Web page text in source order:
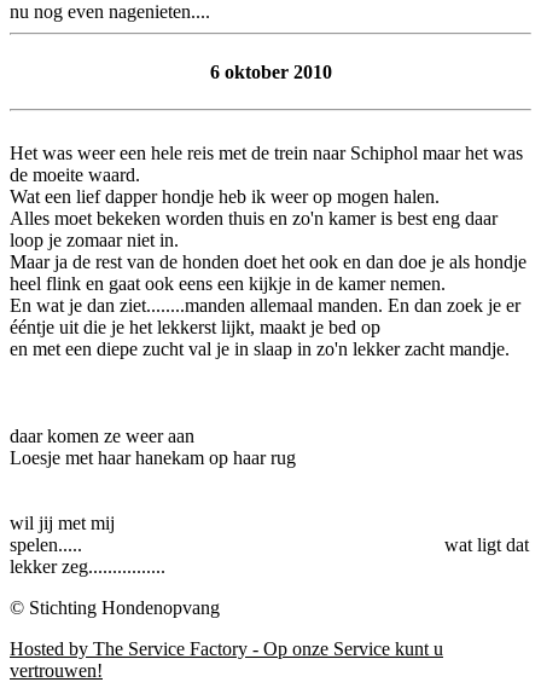
nu nog even nagenieten....
6 oktober 2010
Het was weer een hele reis met de trein naar Schiphol maar het was
de moeite waard.
Wat een lief dapper hondje heb ik weer op mogen halen.
Alles moet bekeken worden thuis en zo'n kamer is best eng daar
loop je zomaar niet in.
Maar ja de rest van de honden doet het ook en dan doe je als hondje
heel flink en gaat ook eens een kijkje in de kamer nemen.
En wat je dan ziet........manden allemaal manden. En dan zoek je er
ééntje uit die je het lekkerst lijkt, maakt je bed op
en met een diepe zucht val je in slaap in zo'n lekker zacht mandje.
daar komen ze weer aan
Loesje met haar hanekam op haar rug
wil jij met mij
spelen..... wat ligt dat
lekker zeg................
© Stichting Hondenopvang
Hosted by The Service Factory - Op onze Service kunt u
vertrouwen!